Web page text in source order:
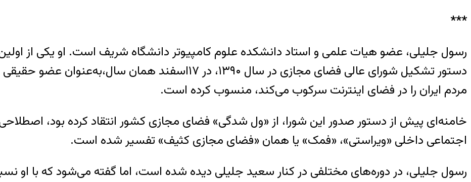
***
رسول جلیلی، عضو هیات علمی و استاد دانشکده علوم کامپیوتر دانشگاه شریف است. او یکی از
دستور تشکیل شورای عالی فضای مجازی در سال ۱۳۹۰، در
مردم ایران را در فضای اینترنت سرکوب می‌کند، منسوب کرده است.
خامنه‌ای پیش از دستور صدور این شورا، از «ول شدگی» فضای مجازی کشور انتقاد کرده بود،
اجتماعی داخلی «ویراستی»، «فمک» یا همان «فضای مجازی کثیف» تفسیر شده است.
رسول جلیلی، در دوره‌های مختلفی در کنار سعید جلیلی دیده شده است، اما گفته می‌شود که با او